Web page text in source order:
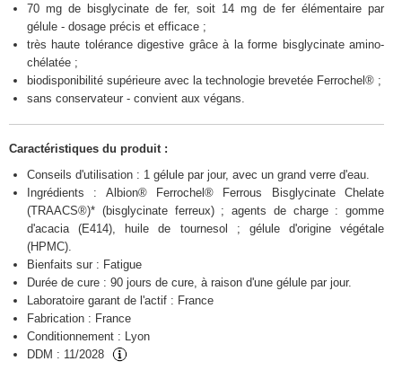
70 mg de bisglycinate de fer, soit 14 mg de fer élémentaire par
gélule - dosage précis et efficace ;
très haute tolérance digestive grâce à la forme bisglycinate amino-
chélatée ;
biodisponibilité supérieure avec la technologie brevetée Ferrochel® ;
sans conservateur - convient aux végans.
Caractéristiques du produit :
Conseils d'utilisation : 1 gélule par jour, avec un grand verre d'eau.
Ingrédients : Albion® Ferrochel® Ferrous Bisglycinate Chelate
(TRAACS®)* (bisglycinate ferreux) ; agents de charge : gomme
d'acacia (E414), huile de tournesol ; gélule d'origine végétale
(HPMC).
Bienfaits sur : Fatigue
Durée de cure : 90 jours de cure, à raison d'une gélule par jour.
Laboratoire garant de l'actif : France
Fabrication : France
Conditionnement : Lyon
DDM : 11/2028